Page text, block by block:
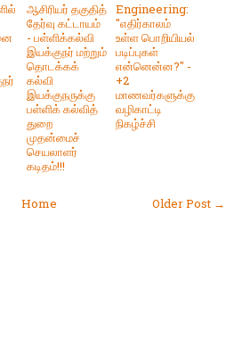
ஆசிரியர் தகுதித்
தேர்வு கட்டாயம்
- பள்ளிக்கல்வி
இயக்குநர் மற்றும்
தொடக்கக்
கல்வி
இயக்குநருக்கு
பள்ளிக் கல்வித்
துறை
முதன்மைச்
செயலாளர்
கடிதம்!!!
Engineering:
"எதிர்காலம்
உள்ள பொறியியல்
படிப்புகள்
என்னென்ன?" -
+2
மாணவர்களுக்கு
வழிகாட்டி
நிகழ்ச்சி
Older Post →
Home